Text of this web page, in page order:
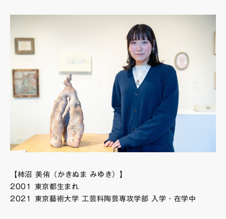
【柿沼 美侑（かきぬま みゆき）】
2001 東京都生まれ
2021 東京藝術大学 工芸科陶芸専攻学部 入学・在学中